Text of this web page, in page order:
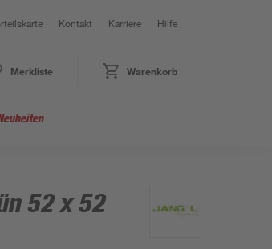
Kontakt Karriere Hilfe
Merkliste Warenkorb
52 x 52